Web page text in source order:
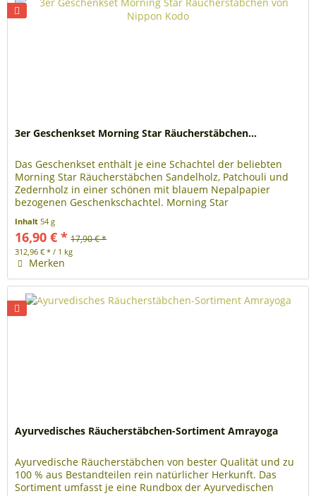
3er Geschenkset Morning Star Räucherstäbchen...
Das Geschenkset enthält je eine Schachtel der beliebten
Morning Star Räucherstäbchen Sandelholz, Patchouli und
Zedernholz in einer schönen mit blauem Nepalpapier
bezogenen Geschenkschachtel. Morning Star
Inhalt 54 g
16,90 € * 17,90 € *
312,96 € * / 1 kg
Merken
Ayurvedisches Räucherstäbchen-Sortiment Amrayoga
Ayurvedische Räucherstäbchen von bester Qualität und zu
100 % aus Bestandteilen rein natürlicher Herkunft. Das
Sortiment umfasst je eine Rundbox der Ayurvedischen